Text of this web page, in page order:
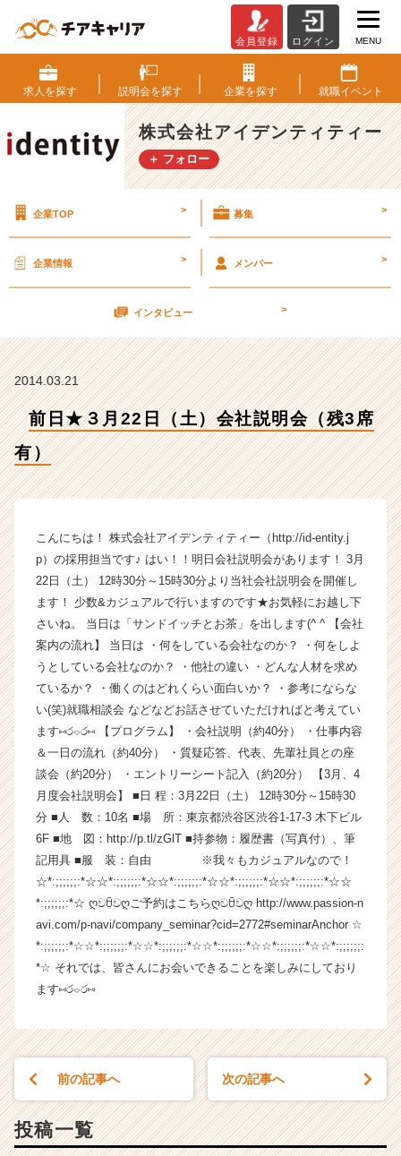
日
★
３
月
2
2
社
会
（残
会
デ
テ
ィ
の
タ
イ
ム
ラ
イ
ン】
|
ベ
ン
チ
ャ
ー・
成
長
企
業
か
ら
ウ
く
会員登録 ログイン MENU
求人を探す 説明会を探す 企業を探す 就職イベント
株式会社アイデンティティー
＋ フォロー
企業TOP > 募集 >
企業情報 > メンバー >
インタビュー >
2014.03.21
前日★３月22日（土）会社説明会（残3席
有）
こんにちは！ 株式会社アイデンティティー（http://id-entity.j
p）の採用担当です♪ はい！！明日会社説明会があります！ 3月
22日（土） 12時30分～15時30分より当社会社説明会を開催し
ます！ 少数&カジュアルで行いますのです★お気軽にお越し下
さいね。 当日は「サンドイッチとお茶」を出します(^ ^ 【会社
案内の流れ】 当日は ・何をしている会社なのか？ ・何をしよ
うとしている会社なのか？ ・他社の違い ・どんな人材を求め
ているか？ ・働くのはどれくらい面白いか？ ・参考にならな
い(笑)就職相談会 などなどお話させていただければと考えてい
ます⑅ර⌔ර⑅ 【プログラム】 ・会社説明（約40分） ・仕事内容
＆一日の流れ（約40分） ・質疑応答、代表、先輩社員との座
談会（約20分） ・エントリーシート記入（約20分） 【3月、4
月度会社説明会】 ■日 程：3月22日（土） 12時30分～15時30
分 ■人 数：10名 ■場 所：東京都渋谷区渋谷1-17-3 木下ビル
6F ■地 図：http://p.tl/zGlT ■持参物：履歴書（写真付）、筆
記用具 ■服 装：自由 ※我々もカジュアルなので！
☆*:;;;;;;:*☆☆*:;;;;;;:*☆☆*:;;;;;;:*☆☆*:;;;;;;:*☆☆*:;;;;;;:*☆☆
*:;;;;;;:*☆ ღවꇳවღご予約はこちらღවꇳවღ http://www.passion-n
avi.com/p-navi/company_seminar?cid=2772#seminarAnchor ☆
*:;;;;;;:*☆☆*:;;;;;;:*☆☆*:;;;;;;:*☆☆*:;;;;;;:*☆☆*:;;;;;;:*☆☆*:;;;;;;:
*☆ それでは、皆さんにお会いできることを楽しみにしており
ます⑅ර⌔ර⑅
前の記事へ 次の記事へ
投稿一覧